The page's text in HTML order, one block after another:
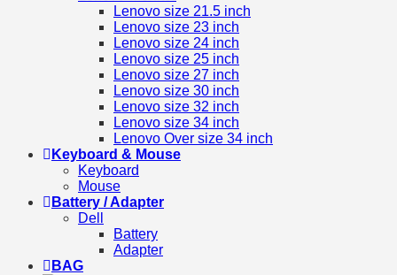
Lenovo size 21.5 inch
Lenovo size 23 inch
Lenovo size 24 inch
Lenovo size 25 inch
Lenovo size 27 inch
Lenovo size 30 inch
Lenovo size 32 inch
Lenovo size 34 inch
Lenovo Over size 34 inch
Keyboard & Mouse
Keyboard
Mouse
Battery / Adapter
Dell
Battery
Adapter
BAG